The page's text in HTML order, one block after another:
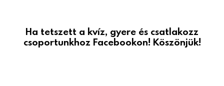
Ha tetszett a kvíz, gyere és csatlakozz
csoportunkhoz Facebookon! Köszönjük!